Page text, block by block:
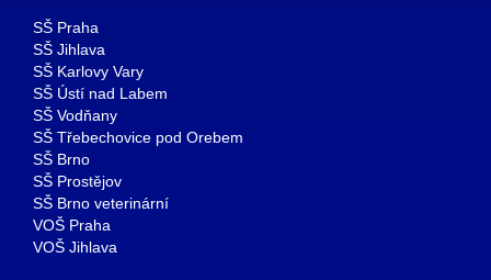
SŠ Praha
SŠ Jihlava
SŠ Karlovy Vary
SŠ Ústí nad Labem
SŠ Vodňany
SŠ Třebechovice pod Orebem
SŠ Brno
SŠ Prostějov
SŠ Brno veterinární
VOŠ Praha
VOŠ Jihlava